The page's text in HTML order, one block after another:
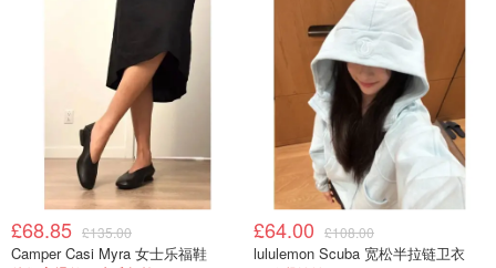
图片来自于@selfridge ，版权属于原作者
另外，还有一块爱的爱的小羊也超级适合这个节日啦！
£68.85 £135.00
Camper Casi Myra 女士乐福鞋
£64.00 £108.00
lululemon Scuba 宽松半拉链卫衣